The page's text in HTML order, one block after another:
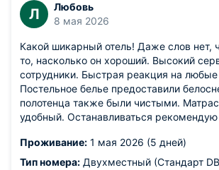
Л
Любовь
8 мая 2026
Какой шикарный отель! Даже слов нет,
то, насколько он хороший. Высокий
сотрудники. Быстрая реакция на
Постельное белье предоставили
полотенца также были чистыми.
удобный. Останавливаться рекомендую
Проживание: 1 мая 2026 (5 дней)
Тип номера: Двухместный (Стандарт